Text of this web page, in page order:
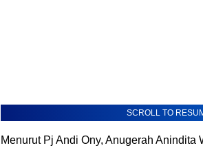
SCROLL TO
Menurut Pj Andi Ony, Anugerah Anindita